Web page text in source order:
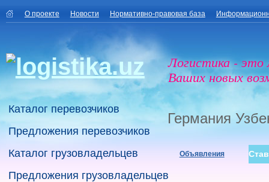
О проекте Новости Нормативно-правовая база
Логистика - это
Ваших новых
Каталог перевозчиков
Предложения перевозчиков
Каталог грузовладельцев
Предложения грузовладельцев
Германия
Объявления